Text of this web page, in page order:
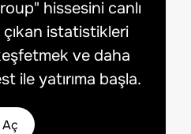
" hissesini canlı
istatistikleri
ve daha
ile yatırıma başla.